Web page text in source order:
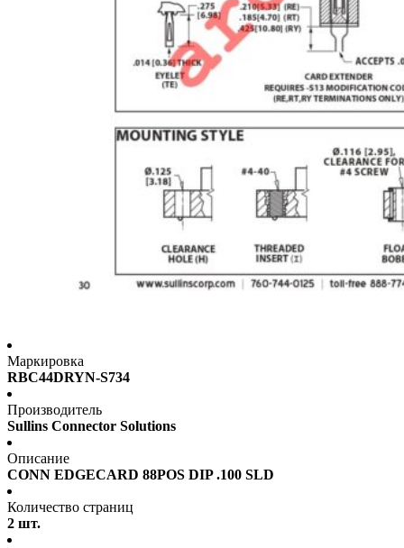
Маркировка
RBC44DRYN-S734
Производитель
Sullins Connector Solutions
Описание
CONN EDGECARD 88POS DIP .100 SLD
Количество страниц
2 шт.